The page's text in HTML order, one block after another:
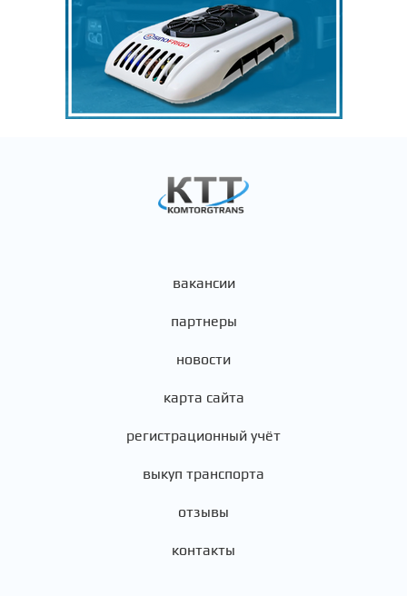
вакансии
партнеры
новости
карта сайта
регистрационный учёт
выкуп транспорта
отзывы
контакты